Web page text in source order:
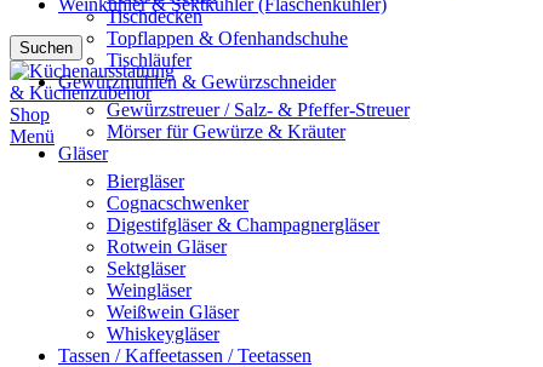
Weinkühler & Sektkühler (Flaschenkühler)
Suchen
Menü
Tischdecken
Topflappen & Ofenhandschuhe
Tischläufer
Gewürzmühlen & Gewürzschneider
Gewürzstreuer / Salz- & Pfeffer-Streuer
Mörser für Gewürze & Kräuter
Gläser
Biergläser
Cognacschwenker
Digestifgläser & Champagnergläser
Rotwein Gläser
Sektgläser
Weingläser
Weißwein Gläser
Whiskeygläser
Tassen / Kaffeetassen / Teetassen